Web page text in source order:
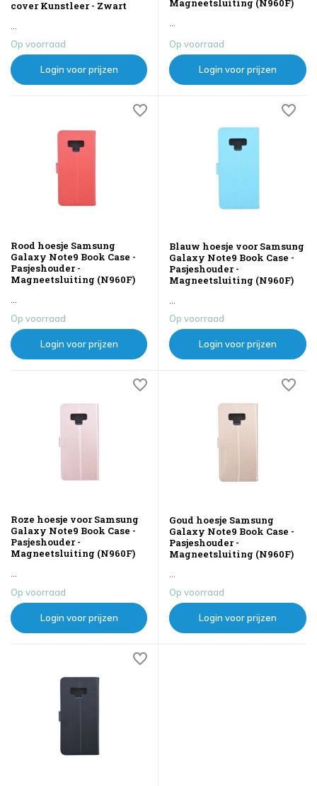
cover Kunstleer - Zwart
...
Op voorraad
Login voor prijzen
Magneetsluiting (N960F)
Op voorraad
Login voor prijzen
Rood hoesje Samsung
Galaxy Note9 Book Case -
Pasjeshouder -
Magneetsluiting (N960F)
Op voorraad
Login voor prijzen
Blauw hoesje voor Samsung
Galaxy Note9 Book Case -
Pasjeshouder -
Magneetsluiting (N960F)
Op voorraad
Login voor prijzen
Roze hoesje voor Samsung
Galaxy Note9 Book Case -
Pasjeshouder -
Magneetsluiting (N960F)
...
Op voorraad
Login voor prijzen
Goud hoesje Samsung
Galaxy Note9 Book Case -
Pasjeshouder -
Magneetsluiting (N960F)
...
Op voorraad
Login voor prijzen